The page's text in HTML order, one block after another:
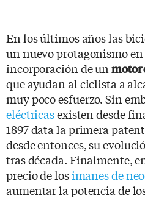
En los últimos años las
un nuevo protagonismo en
incorporación de un motor
que ayudan al ciclista a
muy poco esfuerzo. Sin
eléctricasexisten desde
1897 data la primera
desde entonces, su
tras década. Finalmente,
precio de losimanes de
aumentar la potencia de